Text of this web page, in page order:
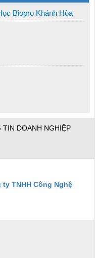
Biopro Khánh Hòa
TIN DOANH NGHIỆP
ty TNHH Công Nghệ